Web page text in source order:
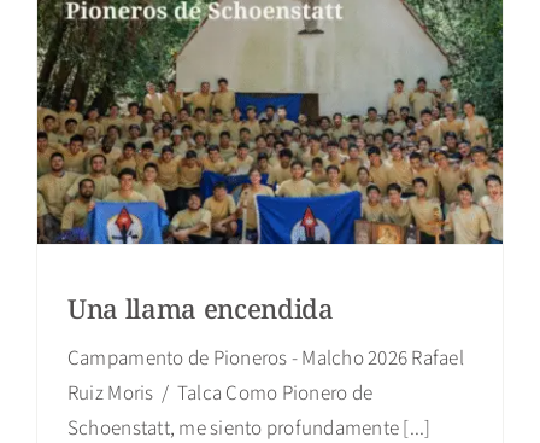
Una llama encendida
Campamento de Pioneros - Malcho 2026 Rafael
Ruiz Moris / Talca Como Pionero de
Schoenstatt, me siento profundamente [...]